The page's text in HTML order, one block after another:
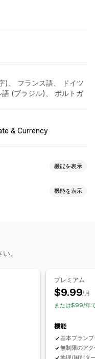
)、 フランス語、 ドイツ
(ブラジル)、 ポルトガ
& Currency
機能を表示
ャンペーンターゲティング
機能を表示
タグ付け
。
プレミアム
$9.99/月
または$99/年
機能
基本プラン
無制限のア